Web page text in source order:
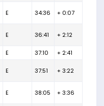
E 34:36 + 0:07
E 36:41 + 2:12
E 37:10 + 2:41
E 37:51 + 3:22
E 38:05 + 3:36